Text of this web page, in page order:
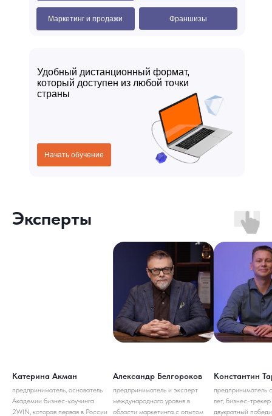
Франшизы
Маркетинг и продажи
Удобный дистанционный формат,
который доступен из любой точки
страны
Начать обучение
Эксперты
Катерина Акман
предприниматель, основатель
Академии бизнес-коучинга
2WIN, которая первая в России
Александр Белгороков
предприниматель и эксперт
международного уровня в
области маркетинга с опытом
Константин
предприниматель
лет, бизнес-трекер
двукратный